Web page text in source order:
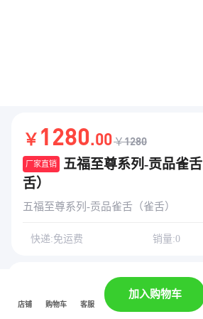
￥ 1280.00￥1280
厂家直销
五福至尊系列-贡品雀
舌）
五福至尊系列-贡品雀舌（雀舌）
快递:免运费 销量:0
店铺 购物车 客服
加入购物车